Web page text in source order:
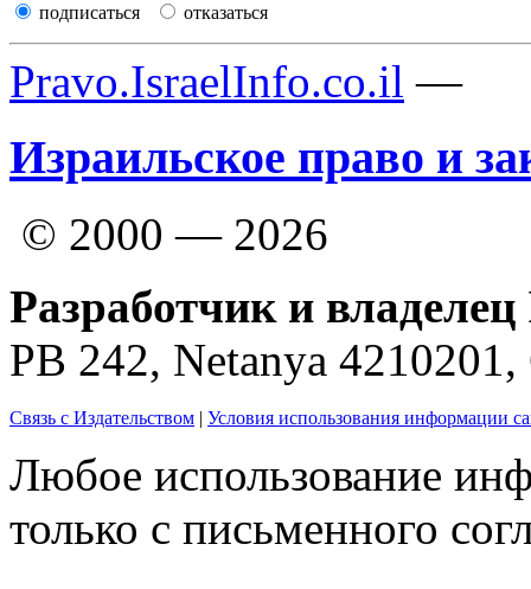
подписаться отказаться
Pravo.IsraelInfo.co.il —
Израильское право и
© 2000 — 2026
Разработчик и
PB 242, Netanya
Связь с Издательством | Условия использования информации
Любое использование
только с письменного